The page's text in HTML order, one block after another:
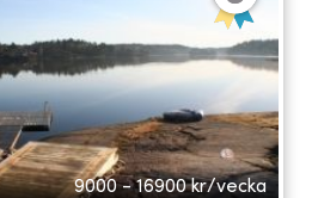
9000 - 16900 kr/vecka